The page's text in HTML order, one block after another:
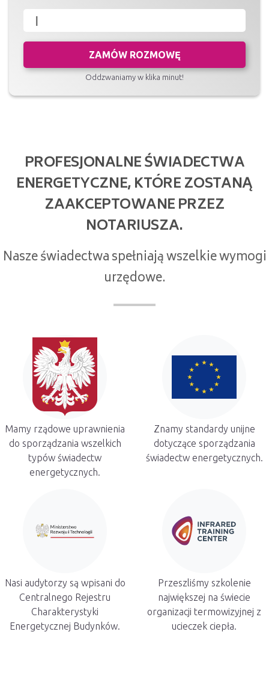
ZAMÓW ROZMOWĘ
Oddzwaniamy w klika minut!
PROFESJONALNE ŚWIADECTWA
ENERGETYCZNE, KTÓRE ZOSTANĄ
ZAAKCEPTOWANE PRZEZ
NOTARIUSZA.
Nasze świadectwa spełniają wszelkie wymogi
urzędowe.
Mamy rządowe uprawnienia
do sporządzania wszelkich
typów świadectw
energetycznych.
Znamy standardy unijne
dotyczące sporządzania
świadectw energetycznych.
Nasi audytorzy są wpisani do
Centralnego Rejestru
Charakterystyki
Energetycznej Budynków.
Przeszliśmy szkolenie
największej na świecie
organizacji termowizyjnej z
ucieczek ciepła.